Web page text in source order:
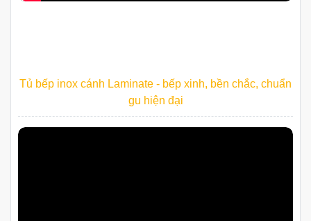
Tủ bếp inox cánh Laminate - bếp xinh, bền chắc, chuẩn
gu hiện đại